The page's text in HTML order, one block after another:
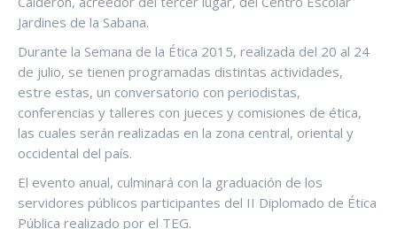
Jardines de la Sabana.
Durante la Semana de la Ética 2015, realizada del 20 al 24
de julio, se tienen programadas distintas actividades,
estre estas, un conversatorio con periodistas,
conferencias y talleres con jueces y comisiones de ética,
las cuales serán realizadas en la zona central, oriental y
occidental del país.
El evento anual, culminará con la graduación de los
servidores públicos participantes del II Diplomado de Ética
Pública realizado por el TEG.